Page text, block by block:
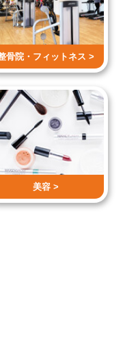
骨院・ フィットネス >
美容 >